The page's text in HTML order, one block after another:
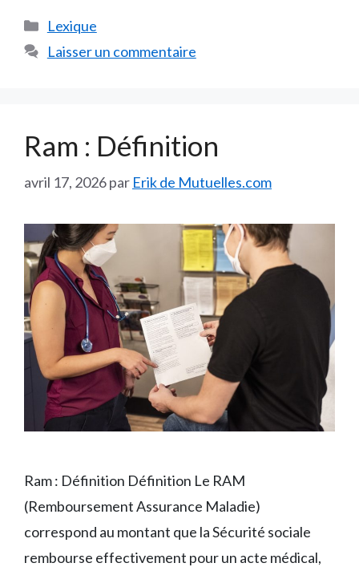
Catégories
Lexique
Laisser un commentaire
Ram : Définition
avril 17, 2026par Erik de Mutuelles.com
Ram : Définition Définition Le RAM
(Remboursement Assurance Maladie)
correspond au montant que la Sécurité sociale
rembourse effectivement pour un acte médical,